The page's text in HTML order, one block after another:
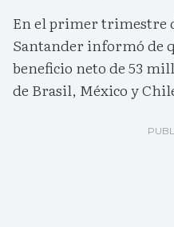
En el primer trimestre
Santander informó de
beneficio neto de 53
de Brasil, México y